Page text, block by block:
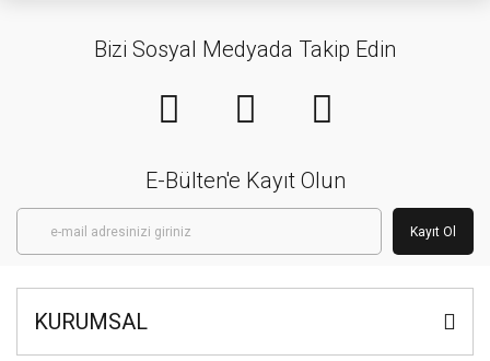
Bizi Sosyal Medyada Takip Edin
E-Bülten'e Kayıt Olun
Kayıt Ol
KURUMSAL